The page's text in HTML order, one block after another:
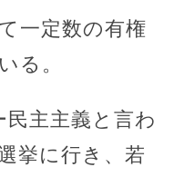
一定数の有権
る。
主主義と言わ
挙に行き、若